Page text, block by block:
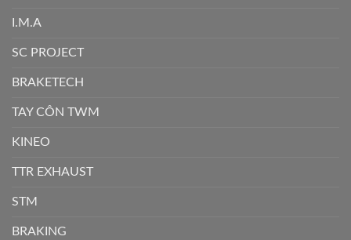
I.M.A
SC PROJECT
BRAKETECH
TAY CÔN TWM
KINEO
TTR EXHAUST
STM
BRAKING